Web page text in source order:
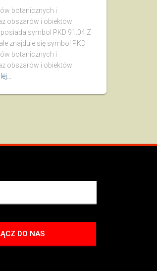
botanicznych i
obszarów i obiektów
symbol PKD 91.04.Z
znajduje się symbol PKD –
botanicznych i
obszarów i obiektów
DO NAS